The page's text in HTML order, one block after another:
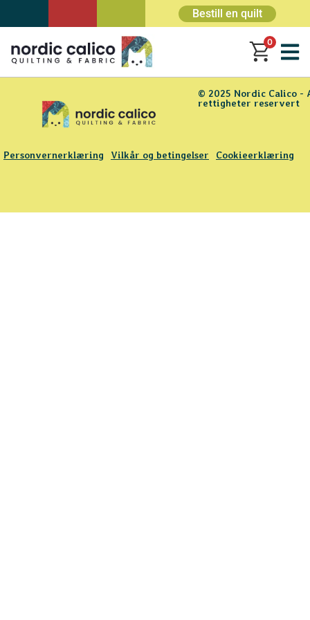
Bestill en quilt
0
© 2025 Nordic Calico -
rettigheter reservert
Personvernerklæring Vilkår og betingelser Cookieerklæring